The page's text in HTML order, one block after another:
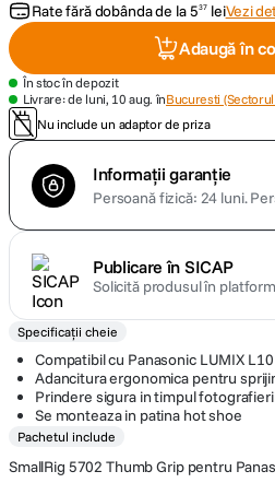
sony fx
8. card memorie
9. dji mic mini
10. dji osmo
Rate fără dobânda de la537 leiVezi
Adaugă în
În stoc în depozit
Livrare: de luni, 10 aug. înBucuresti (Sectorul
Nu include un adaptor de priza
Informații garanție
Persoană fizică: 24 luni.
Publicare în SICAP
Solicită produsul în
Specificații cheie
Compatibil cu Panasonic LUMIX L10
Adancitura ergonomica pentru
Prindere sigura in timpul
Se monteaza in patina hot shoe
Pachetul include
SmallRig 5702 Thumb Grip pentru